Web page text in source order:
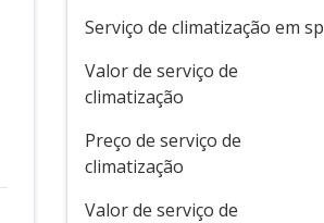
Serviço de climatização em sp
Valor de serviço de
climatização
Preço de serviço de
climatização
Valor de serviço de